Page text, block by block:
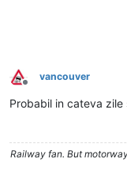
Deconectat
vancouver
Probabil in cateva zile
Railway fan. But